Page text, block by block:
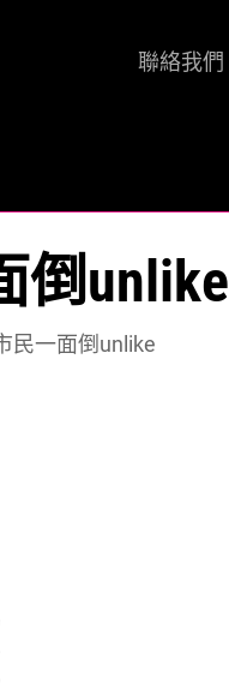
聯絡我們
倒unlike
民一面倒unlike